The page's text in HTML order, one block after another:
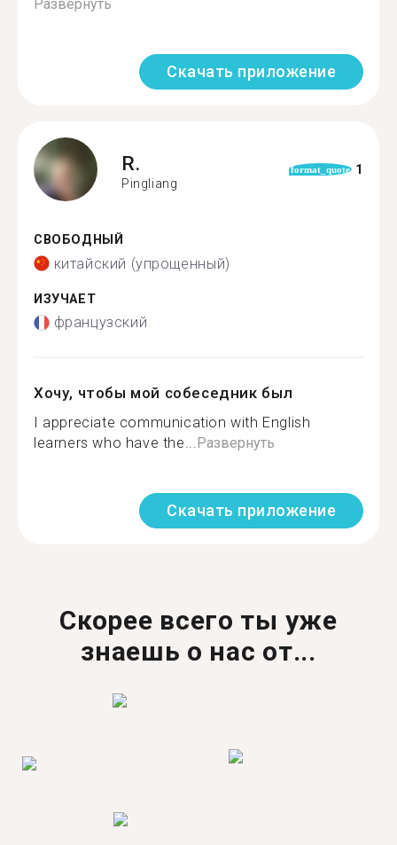
Развернуть
Скачать приложение
R.
Pingliang
format_quote 1
СВОБОДНЫЙ
китайский (упрощенный)
ИЗУЧАЕТ
французский
Хочу, чтобы мой собеседник был
I appreciate communication with English
learners who have the...Развернуть
Скачать приложение
Скорее всего ты уже
знаешь о нас от...